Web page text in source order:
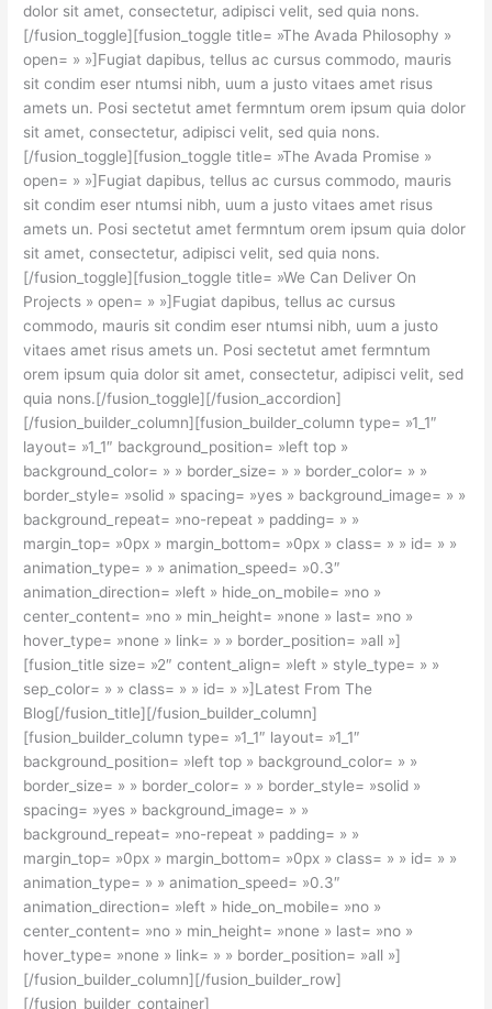
dolor sit amet, consectetur, adipisci velit, sed quia nons.
[/fusion_toggle][fusion_toggle title= »The Avada Philosophy »
open= » »]Fugiat dapibus, tellus ac cursus commodo, mauris
sit condim eser ntumsi nibh, uum a justo vitaes amet risus
amets un. Posi sectetut amet fermntum orem ipsum quia dolor
sit amet, consectetur, adipisci velit, sed quia nons.
[/fusion_toggle][fusion_toggle title= »The Avada Promise »
open= » »]Fugiat dapibus, tellus ac cursus commodo, mauris
sit condim eser ntumsi nibh, uum a justo vitaes amet risus
amets un. Posi sectetut amet fermntum orem ipsum quia dolor
sit amet, consectetur, adipisci velit, sed quia nons.
[/fusion_toggle][fusion_toggle title= »We Can Deliver On
Projects » open= » »]Fugiat dapibus, tellus ac cursus
commodo, mauris sit condim eser ntumsi nibh, uum a justo
vitaes amet risus amets un. Posi sectetut amet fermntum
orem ipsum quia dolor sit amet, consectetur, adipisci velit, sed
quia nons.[/fusion_toggle][/fusion_accordion]
[/fusion_builder_column][fusion_builder_column type= »1_1″
layout= »1_1″ background_position= »left top »
background_color= » » border_size= » » border_color= » »
border_style= »solid » spacing= »yes » background_image= » »
background_repeat= »no-repeat » padding= » »
margin_top= »0px » margin_bottom= »0px » class= » » id= » »
animation_type= » » animation_speed= »0.3″
animation_direction= »left » hide_on_mobile= »no »
center_content= »no » min_height= »none » last= »no »
hover_type= »none » link= » » border_position= »all »]
[fusion_title size= »2″ content_align= »left » style_type= » »
sep_color= » » class= » » id= » »]Latest From The
Blog[/fusion_title][/fusion_builder_column]
[fusion_builder_column type= »1_1″ layout= »1_1″
background_position= »left top » background_color= » »
border_size= » » border_color= » » border_style= »solid »
spacing= »yes » background_image= » »
background_repeat= »no-repeat » padding= » »
margin_top= »0px » margin_bottom= »0px » class= » » id= » »
animation_type= » » animation_speed= »0.3″
animation_direction= »left » hide_on_mobile= »no »
center_content= »no » min_height= »none » last= »no »
hover_type= »none » link= » » border_position= »all »]
[/fusion_builder_column][/fusion_builder_row]
[/fusion_builder_container]